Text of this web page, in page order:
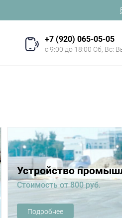
+7 (920) 065-05-05
с 9:00 до 18:00 Сб, Вс:
Устройство
Стоимость от 800 руб.
Подробнее